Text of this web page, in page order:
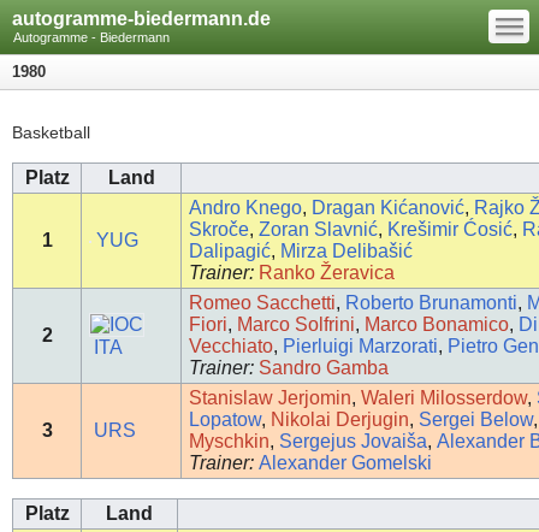
autogramme-biedermann.de
Autogramme - Biedermann
—
—
—
1980
Basketball
Platz Land
1 YUG
Andro Knego, Dragan Kićanović, Rajko
Skroče,Zoran Slavnić, Krešimir Ćosić,
Dalipagić, Mirza Delibašić
Trainer: Ranko Žeravica
2
ITA
Romeo Sacchetti, Roberto Brunamonti,
Fiori, Marco Solfrini, Marco Bonamico,
Vecchiato, Pierluigi Marzorati, Pietro
Trainer: Sandro Gamba
3 URS
Stanislaw Jerjomin,Waleri Milosserdow,
Lopatow, Nikolai Derjugin, Sergei Below
Myschkin, Sergejus Jovaiša,Alexander
Trainer: Alexander Gomelski
Platz Land